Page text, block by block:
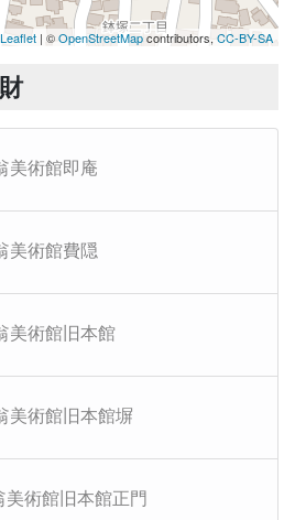
Leaflet | ©OpenStreetMapcontributors, CC-BY-SA
美術館即庵
美術館費隠
美術館旧本館
美術館旧本館塀
美術館旧本館正門